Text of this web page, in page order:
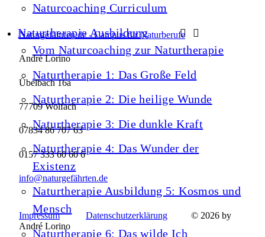
Naturcoaching Curriculum
Naturtherapie Ausbildung
Vom Naturcoaching zur Naturtherapie
Naturtherapie 1: Das Große Feld
Naturtherapie 2: Die heilige Wunde
Naturtherapie 3: Die dunkle Kraft
Naturtherapie 4: Das Wunder der
Existenz
Naturtherapie Ausbildung 5: Kosmos und
Mensch
Naturtherapie 6: Das wilde Ich
Naturgefährten.de - Campus für Naturberufe
André Lorino
Übelbach 16a
77709 Wolfach
07834 86 707 63
0157 333 60 60 6
info@naturgefährten.de
Impressum Datenschutzerklärung © 2026 by
André Lorino